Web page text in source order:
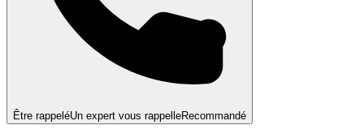
Être rappeléUn expert vous rappelleRecommandé